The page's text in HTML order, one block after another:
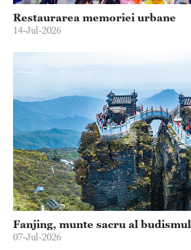
Restaurarea memoriei urbane
14-Jul-2026
Fanjing, munte sacru al
07-Jul-2026